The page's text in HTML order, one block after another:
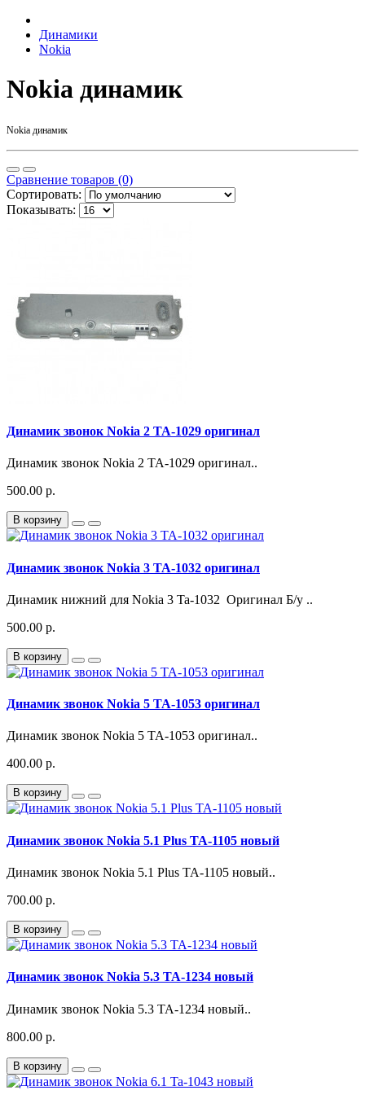
Динамики
Nokia
Nokia динамик
Nokia динамик
Сравнение товаров (0)
Сортировать:
Показывать:
Динамик звонок Nokia 2 TA-1029 оригинал
Динамик звонок Nokia 2 TA-1029 оригинал..
500.00 р.
В корзину
Динамик звонок Nokia 3 TA-1032 оригинал
Динамик нижний для Nokia 3 Ta-1032 Оригинал Б/у ..
500.00 р.
В корзину
Динамик звонок Nokia 5 TA-1053 оригинал
Динамик звонок Nokia 5 TA-1053 оригинал..
400.00 р.
В корзину
Динамик звонок Nokia 5.1 Plus TA-1105 новый
Динамик звонок Nokia 5.1 Plus TA-1105 новый..
700.00 р.
В корзину
Динамик звонок Nokia 5.3 TA-1234 новый
Динамик звонок Nokia 5.3 TA-1234 новый..
800.00 р.
В корзину